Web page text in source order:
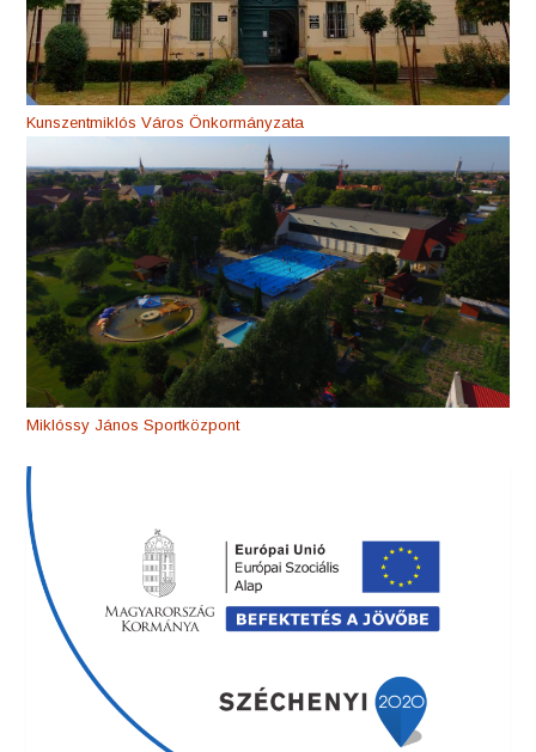
Kunszentmiklós Város Önkormányzata
Miklóssy János Sportközpont